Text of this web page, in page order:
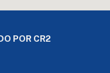
POR CR2